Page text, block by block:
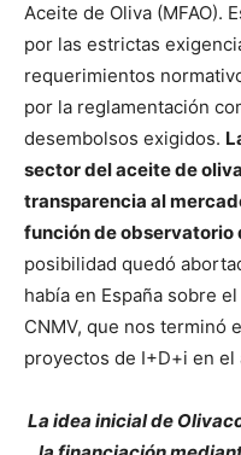
Aceite de Oliva (MFAO).
por las estrictas
requerimientos
por la reglamentación
desembolsos exigidos.
sector del aceite de
transparencia al
función de observatorio
posibilidad quedó
había en España sobre
CNMV, que nos terminó
proyectos de I+D+i en el
La idea inicial de